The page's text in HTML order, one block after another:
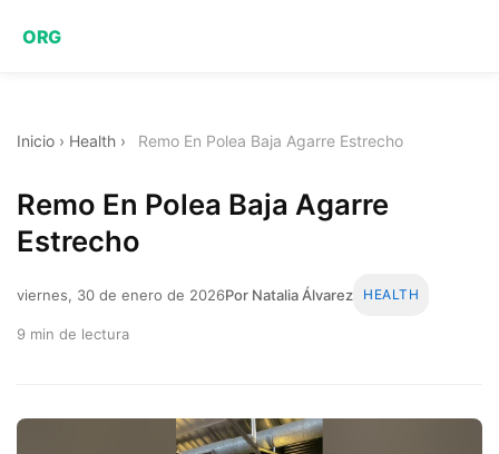
ORG
Inicio › Health › Remo En Polea Baja Agarre Estrecho
Remo En Polea Baja Agarre
Estrecho
viernes, 30 de enero de 2026Por Natalia Álvarez HEALTH
9 min de lectura